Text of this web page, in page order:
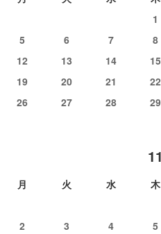
1
5
6 7 8
12
13 14 15
19
20 21 22
26
27 28 29
11
月 火 水 木
2
3 4 5